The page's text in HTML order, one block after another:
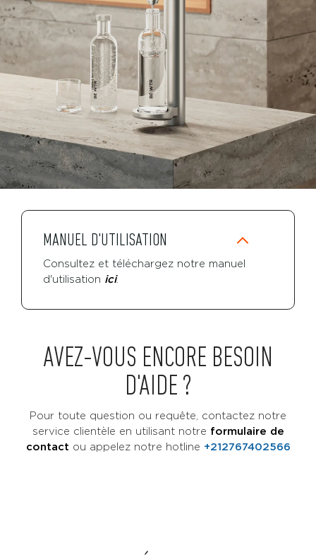
MANUEL D'UTILISATION
Consultez et téléchargez notre manuel
d'utilisation ici.
AVEZ-VOUS ENCORE BESOIN
D'AIDE ?
Pour toute question ou requête, contactez notre
service clientèle en utilisant notre formulaire de
contact ou appelez notre hotline +212767402566